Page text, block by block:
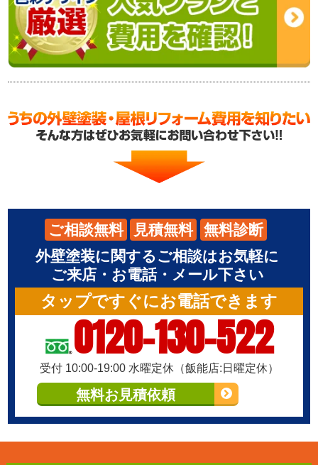
ご相談無料 見積無料
無料診断
外壁塗装に関するご相談はお気軽に
ご来店・お電話・メール下さい
タップですぐにお電話できます
0120-130-522
受付 10:00-19:00 水曜定休（飯能店:日曜定休）
無料お見積依頼